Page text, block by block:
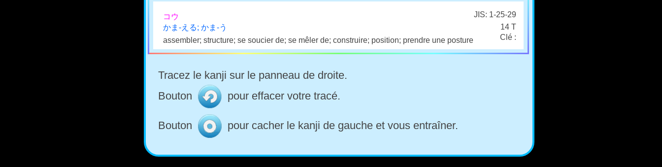
コウ
JIS: 1-25-29
かま-える; かま-う
14 T
assembler; structure; se soucier de; se mêler de; construire; position; prendre une posture
Clé :
Tracez le kanji sur le panneau de droite.
Bouton
pour effacer votre tracé.
Bouton pour cacher le kanji de gauche et vous entraîner.